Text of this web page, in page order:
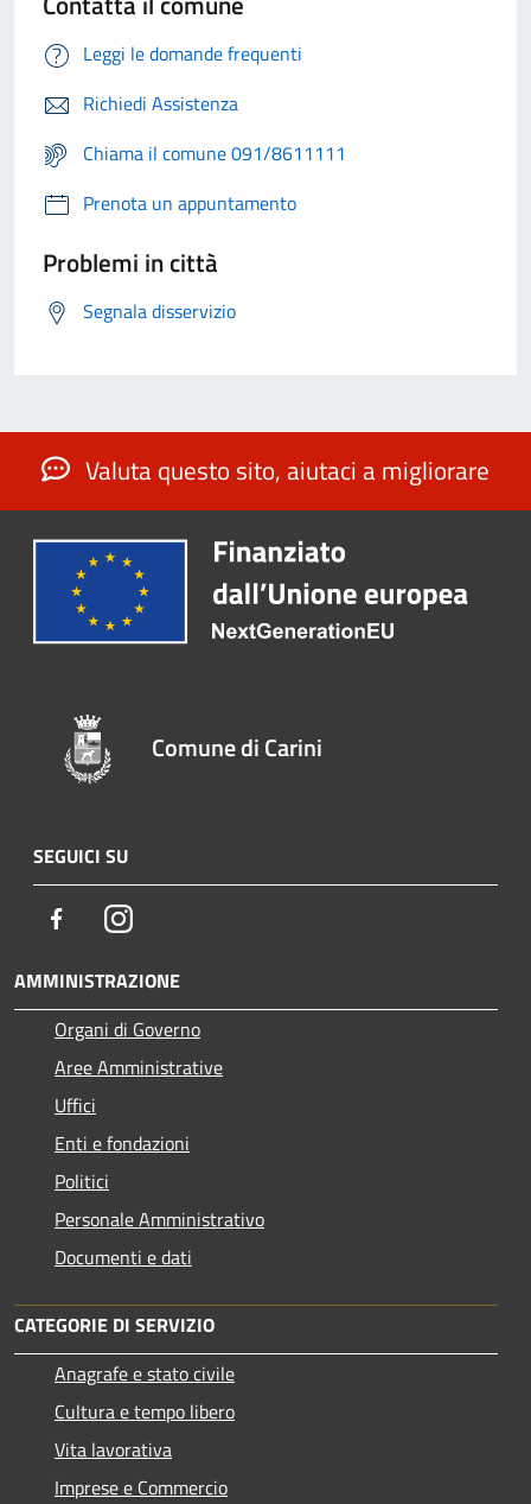
Leggi le domande frequenti
Richiedi Assistenza
Chiama il comune 091/8611111
Prenota un appuntamento
Problemi in città
Segnala disservizio
Valuta questo sito, aiutaci a migliorare
Comune di Carini
SEGUICI SU
FacebookInstagram
AMMINISTRAZIONE
Organi di Governo
Aree Amministrative
Uffici
Enti e fondazioni
Politici
Personale Amministrativo
Documenti e dati
CATEGORIE DI SERVIZIO
Anagrafe e stato civile
Cultura e tempo libero
Vita lavorativa
Imprese e Commercio